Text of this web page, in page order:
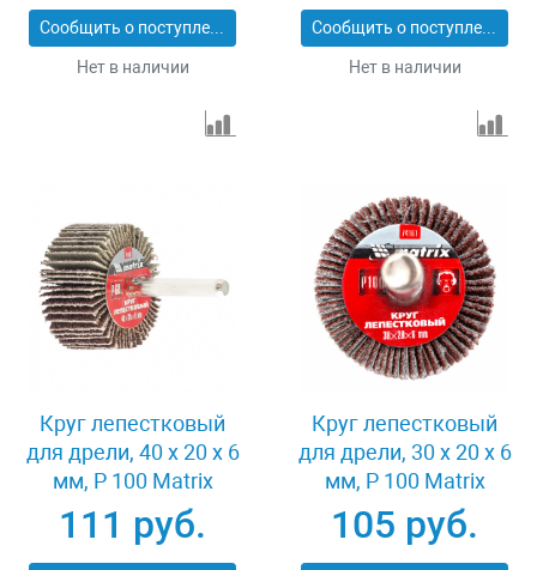
Сообщить о поступлении
Нет в наличии
Сообщить о поступлении
Нет в наличии
Круг лепестковый
для дрели, 40 х 20 х 6
мм, P 100 Matrix
74168
111 руб.
Круг лепестковый
для дрели, 30 х 20 х 6
мм, P 100 Matrix
74161
105 руб.